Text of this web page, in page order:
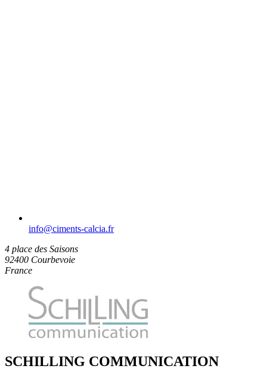
info​@ciments-calcia.fr
4 place des Saisons
92400 Courbevoie
France
SCHILLING COMMUNICATION